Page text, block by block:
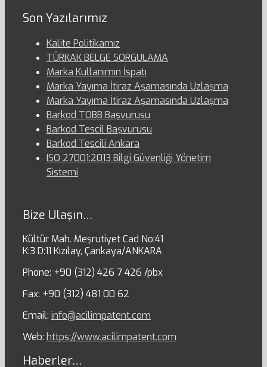
Son Yazılarımız
Kalite Politikamız
TÜRKAK BELGE SORGULAMA
Marka Kullanımın İspatı
Marka Yayıma İtiraz Aşamasında Uzlaşma
Marka Yayıma İtiraz Aşamasında Uzlaşma
Barkod TOBB Başvurusu
Barkod Tescil Başvurusu
Barkod Tescili Ankara
ISO 27001:2013 Bilgi Güvenliği Yönetim
Sistemi
Bize Ulaşın…
Kültür Mah. Meşrutiyet Cad No:41
K:3 D:11 Kızılay, Çankaya/ANKARA
Phone: +90 (312) 426 7 426 /pbx
Fax: +90 (312) 481 00 62
Email: info@acilimpatent.com
Web: https://www.acilimpatent.com
Haberler…